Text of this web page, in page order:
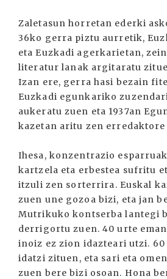
Zaletasun horretan ederki
36ko gerra piztu aurretik,
eta Euzkadi agerkarietan,
literatur lanak argitaratu
Izan ere, gerra hasi bezain
Euzkadi egunkariko
aukeratu zuen eta 1937an
kazetan aritu zen erredaktore
Ihesa, konzentrazio
kartzela eta erbestea sufritu
itzuli zen sorterrira. Euskal
zuen une gozoa bizi, eta jan
Mutrikuko kontserba lantegi
derrigortu zuen. 40 urte
inoiz ez zion idazteari utzi.
idatzi zituen, eta sari eta
zuen bere bizi osoan. Hona